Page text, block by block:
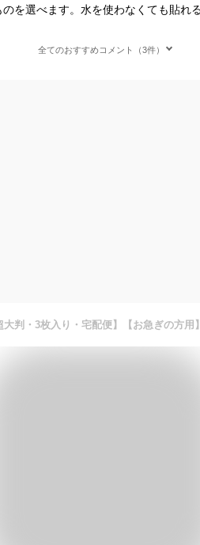
を選べます。水を使わなくても貼れ
全てのおすすめコメント（3件）